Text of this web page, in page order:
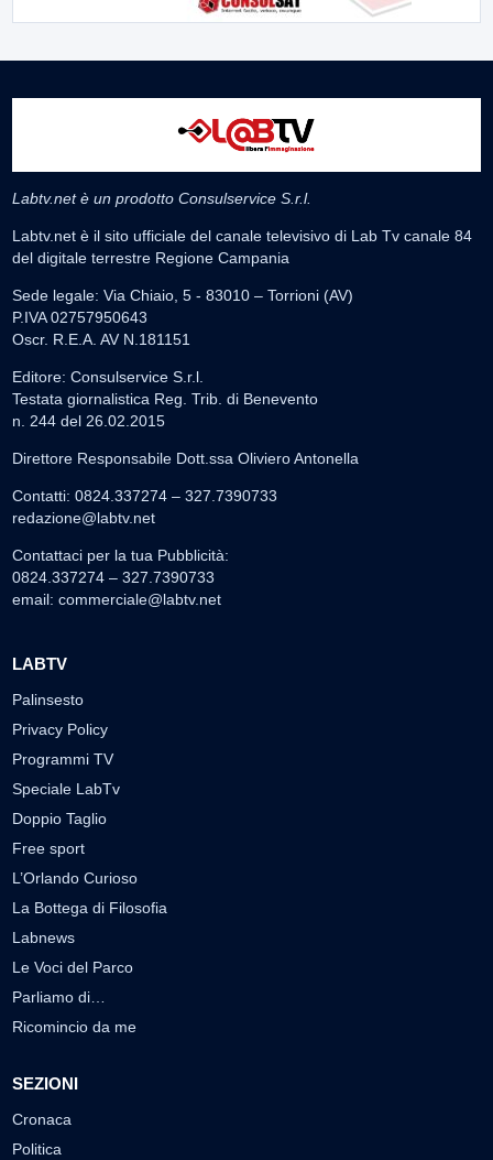
Labtv.net è un prodotto Consulservice S.r.l.
Labtv.net è il sito ufficiale del canale televisivo di Lab Tv canale 84
del digitale terrestre Regione Campania
Sede legale: Via Chiaio, 5 - 83010 – Torrioni (AV)
P.IVA 02757950643
Oscr. R.E.A. AV N.181151
Editore: Consulservice S.r.l.
Testata giornalistica Reg. Trib. di Benevento
n. 244 del 26.02.2015
Direttore Responsabile Dott.ssa Oliviero Antonella
Contatti: 0824.337274 – 327.7390733
redazione@labtv.net
Contattaci per la tua Pubblicità:
0824.337274 – 327.7390733
email: commerciale@labtv.net
LABTV
Palinsesto
Privacy Policy
Programmi TV
Speciale LabTv
Doppio Taglio
Free sport
L’Orlando Curioso
La Bottega di Filosofia
Labnews
Le Voci del Parco
Parliamo di…
Ricomincio da me
SEZIONI
Cronaca
Politica